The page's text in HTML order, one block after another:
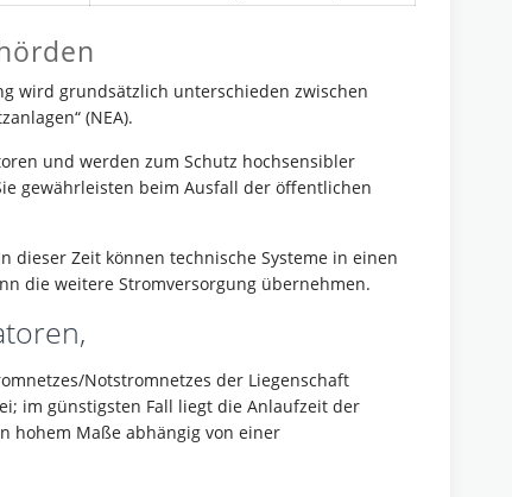
wird grundsätzlich unterschieden zwischen
(NEA).
und werden zum Schutz hochsensibler
gewährleisten beim Ausfall der öffentlichen
dieser Zeit können technische Systeme in einen
die weitere Stromversorgung übernehmen.
Notstromnetzes der Liegenschaft
im günstigsten Fall liegt die Anlaufzeit der
hohem Maße abhängig von einer